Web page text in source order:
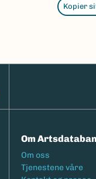
Kopier
Om
Footermeny
Om oss
Tjenestene våre